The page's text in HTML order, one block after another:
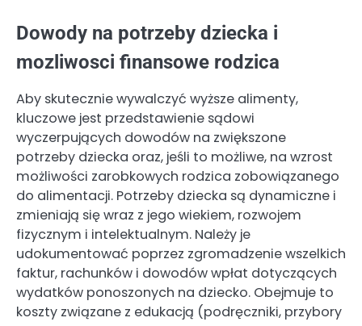
Dowody na potrzeby dziecka i
mozliwosci finansowe rodzica
Aby skutecznie wywalczyć wyższe alimenty,
kluczowe jest przedstawienie sądowi
wyczerpujących dowodów na zwiększone
potrzeby dziecka oraz, jeśli to możliwe, na wzrost
możliwości zarobkowych rodzica zobowiązanego
do alimentacji. Potrzeby dziecka są dynamiczne i
zmieniają się wraz z jego wiekiem, rozwojem
fizycznym i intelektualnym. Należy je
udokumentować poprzez zgromadzenie wszelkich
faktur, rachunków i dowodów wpłat dotyczących
wydatków ponoszonych na dziecko. Obejmuje to
koszty związane z edukacją (podręczniki, przybory